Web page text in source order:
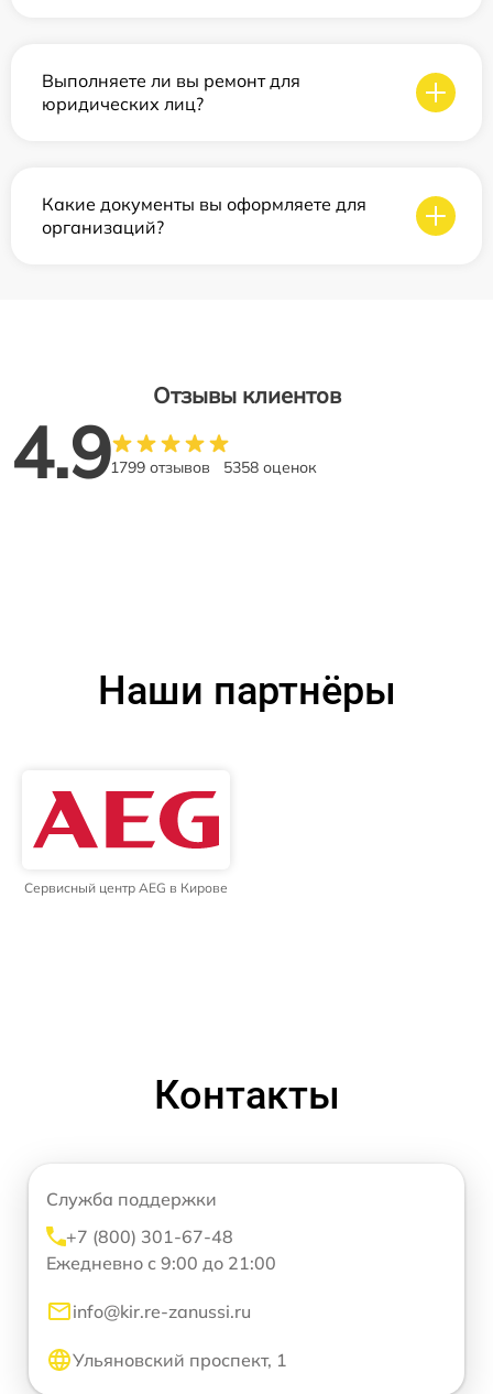
Выполняете ли вы ремонт для
юридических лиц?
Какие документы вы оформляете для
организаций?
Отзывы клиентов
4.91799 отзывов 5358 оценок
Наши партнёры
Сервисный центр AEG в Кирове
Контакты
Служба поддержки
+7 (800) 301-67-48
Ежедневно с 9:00 до 21:00
info@kir.re-zanussi.ru
Ульяновский проспект, 1